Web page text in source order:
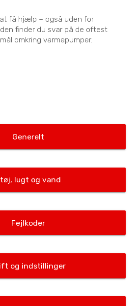
få hjælp – også uden for
finder du svar på de oftest
omkring varmepumper.
Generelt
lugt og vand
Fejlkoder
og indstillinger